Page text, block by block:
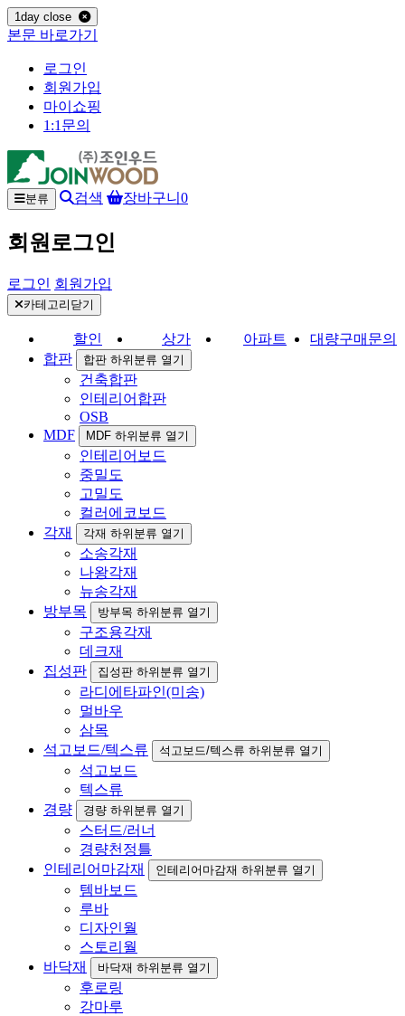
1day close
본문 바로가기
로그인
회원가입
마이쇼핑
1:1문의
분류 검색 장바구니 0
회원로그인
로그인 회원가입
카테고리닫기
할인 상가 아파트
대량구매문의
합판
합판 하위분류 열기
건축합판
인테리어합판
OSB
MDF
MDF 하위분류 열기
인테리어보드
중밀도
고밀도
컬러에코보드
각재
각재 하위분류 열기
소송각재
나왕각재
뉴송각재
방부목
방부목 하위분류 열기
구조용각재
데크재
집성판
집성판 하위분류 열기
라디에타파인(미송)
멀바우
삼목
석고보드/텍스류
석고보드/텍스류 하위분류 열기
석고보드
텍스류
경량
경량 하위분류 열기
스터드/러너
경량천정틀
인테리어마감재
인테리어마감재 하위분류 열기
템바보드
루바
디자인월
스토리월
바닥재
바닥재 하위분류 열기
후로링
강마루